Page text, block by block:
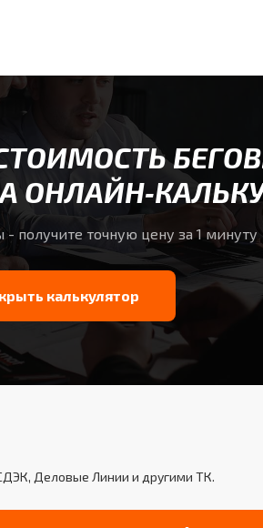
получите точную цену за 1 минуту
калькулятор
Деловые Линии и другими ТК.